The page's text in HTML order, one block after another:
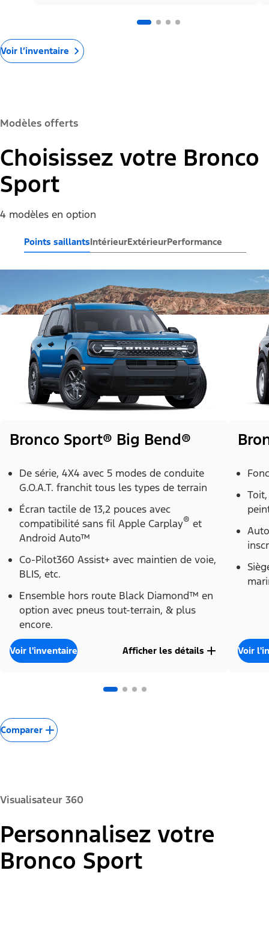
Voir l’inventaire
Modèles offerts
Choisissez votre Bronco
Sport
4 modèles en option
Points saillantsIntérieurExtérieurPerformance
Bronco Sport® Big Bend®
De série, 4X4 avec 5 modes de conduite
G.O.A.T. franchit tous les types de terrain
Écran tactile de 13,2 pouces avec
compatibilité sans fil Apple Carplay® et
Android Auto™
Co-Pilot360 Assist+ avec maintien de voie,
BLIS, etc.
Ensemble hors route Black Diamond™ en
option avec pneus tout-terrain, & plus
encore.
Voir l'inventaire Afficher les détails Voir
Comparer
Visualisateur 360
Personnalisez votre
Bronco Sport
Couleur de la peinture :